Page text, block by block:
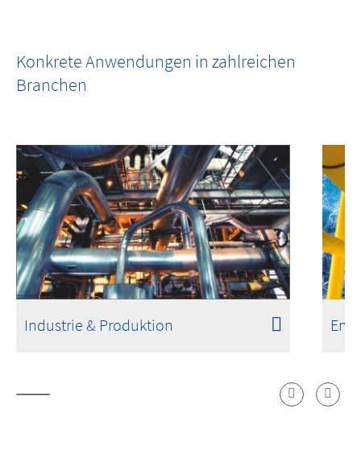
MOBOTIX c ONE
Konkrete Anwendungen in zahlreichen
Branchen
Industrie & Produktion